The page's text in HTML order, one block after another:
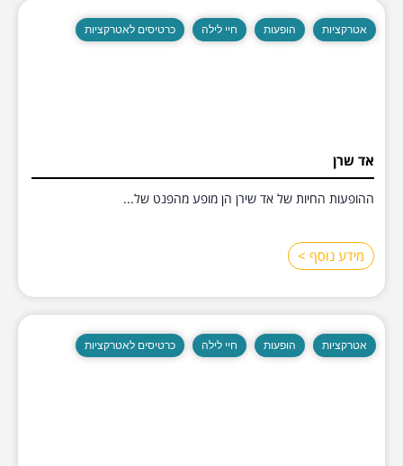
אטרקציות הופעות חיי לילה כרטיסים לאטרקציות
אד שרן
ההופעות החיות של אד שירן הן מופע מהפנט של...
מידע נוסף >
אטרקציות הופעות חיי לילה כרטיסים לאטרקציות